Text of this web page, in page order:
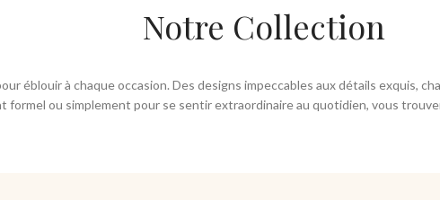
Notre Collection
éblouir à chaque occasion. Des designs impeccables aux détails exquis,
ou simplement pour se sentir extraordinaire au quotidien, vous